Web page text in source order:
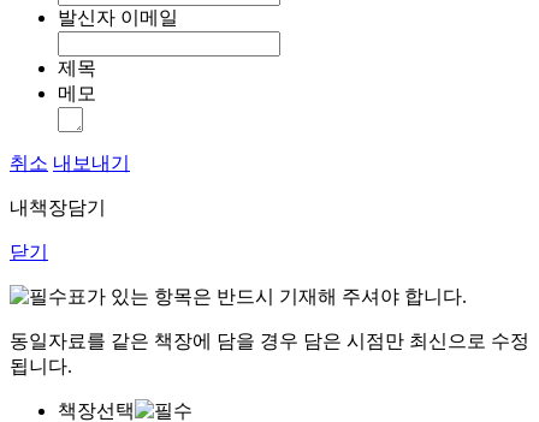
발신자 이메일
제목
메모
취소 내보내기
내책장담기
닫기
표가 있는 항목은 반드시 기재해 주셔야 합니다.
동일자료를 같은 책장에 담을 경우 담은 시점만 최신으로 수정
됩니다.
책장선택